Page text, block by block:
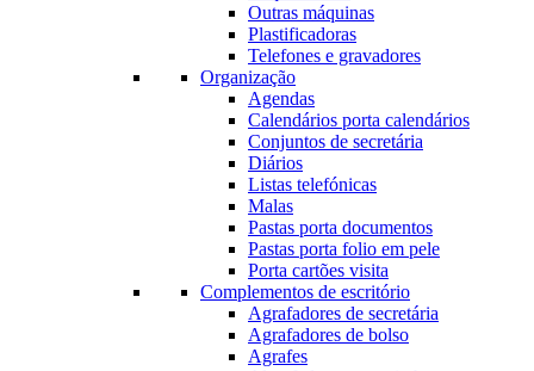
Outras máquinas
Plastificadoras
Telefones e gravadores
Organização
Agendas
Calendários porta calendários
Conjuntos de secretária
Diários
Listas telefónicas
Malas
Pastas porta documentos
Pastas porta folio em pele
Porta cartões visita
Complementos de escritório
Agrafadores de secretária
Agrafadores de bolso
Agrafes